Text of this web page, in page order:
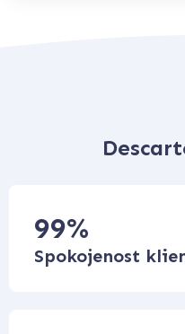
99%
Spokojenost